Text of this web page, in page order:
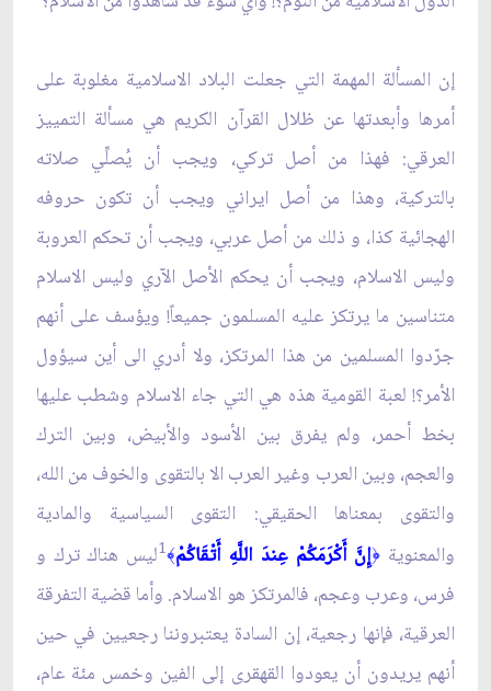
إن المسألة المهمة التي جعلت البلاد الاسلامية مغلوبة على
أمرها وأبعدتها عن ظلال القرآن الكريم هي مسألة التمييز
العرقي: فهذا من أصل تركي، ويجب أن يُصلِّي صلاته
بالتركية، وهذا من أصل ايراني ويجب أن تكون حروفه
الهجائية كذا، و ذلك من أصل عربي، ويجب أن تحكم العروبة
وليس الاسلام، ويجب أن يحكم الأصل الآري وليس الاسلام
متناسين ما يرتكز عليه المسلمون جميعاً! ويؤسف على أنهم
جرّدوا المسلمين من هذا المرتكز، ولا أدري الى أين سيؤول
الأمر؟! لعبة القومية هذه هي التي جاء الاسلام وشطب عليها
بخط أحمر، ولم يفرق بين الأسود والأبيض، وبين الترك
والعجم، وبين العرب وغير العرب الا بالتقوى والخوف من الله،
والتقوى بمعناها الحقيقي: التقوى السياسية والمادية
والمعنوية ﴿إِنَّ أَكْرَمَكُمْ عِندَ اللَّهِ أَتْقَاكُمْ﴾1ليس هناك ترك و
فرس، وعرب وعجم، فالمرتكز هو الاسلام. وأما قضية التفرقة
العرقية، فإنها رجعية، إن السادة يعتبروننا رجعيين في حين
أنهم يريدون أن يعودوا القهقرى إلى الفين وخمس مئة عام،